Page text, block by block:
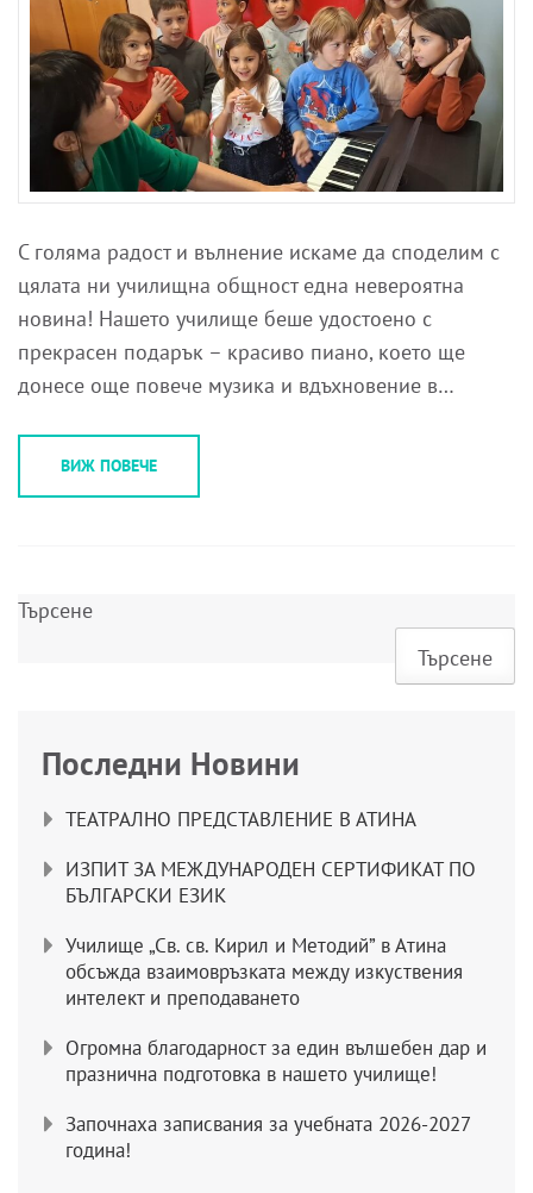
С голяма радост и вълнение искаме да споделим с
цялата ни училищна общност една невероятна
новина! Нашето училище беше удостоено с
прекрасен подарък – красиво пиано, което ще
донесе още повече музика и вдъхновение в…
ВИЖ ПОВЕЧЕ
Търсене
Търсене
Последни Новини
ТЕАТРАЛНО ПРЕДСТАВЛЕНИЕ В АТИНА
ИЗПИТ ЗА МЕЖДУНАРОДЕН СЕРТИФИКАТ ПО
БЪЛГАРСКИ ЕЗИК
Училище „Св. св. Кирил и Методий” в Атина
обсъжда взаимовръзката между изкуствения
интелект и преподаването
Огромна благодарност за един вълшебен дар и
празнична подготовка в нашето училище!
Започнаха записвания за учебната 2026-2027
година!